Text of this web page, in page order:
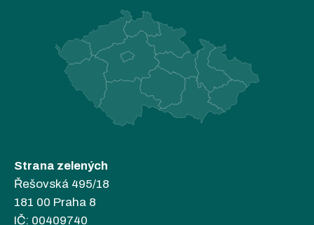
Strana zelených
Řešovská 495/18
181 00 Praha 8
IČ: 00409740